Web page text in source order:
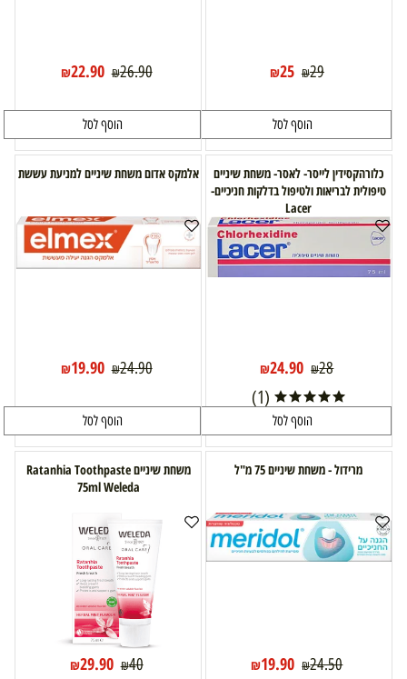
₪29
₪25
הוסף לסל
₪26.90
₪22.90
הוסף לסל
כלורהקסידין לייסר- לאסר- משחת שיניים
טיפולית לבריאות ולטיפול בדלקות חניכיים-
Lacer
₪28
₪24.90
(1)
הוסף לסל
אלמקס אדום משחת שיניים למניעת עששת
₪24.90
₪19.90
הוסף לסל
מרידול - משחת שיניים 75 מ"ל
₪24.50
₪19.90
משחת שיניים Ratanhia Toothpaste
75ml Weleda
₪40
₪29.90